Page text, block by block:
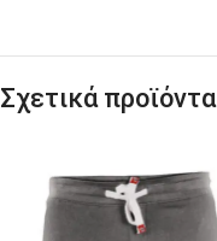
Σχετικά προϊόντα